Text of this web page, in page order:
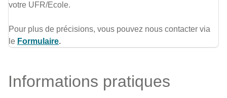
votre UFR/Ecole.
Pour plus de précisions, vous pouvez nous contacter via
le Formulaire.
Informations pratiques